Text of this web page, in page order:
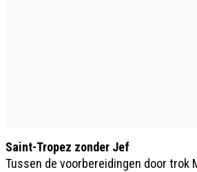
Saint-Tropez zonder Jef
Tussen de voorbereidingen door trok